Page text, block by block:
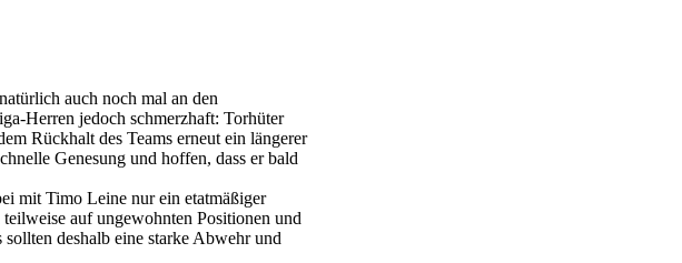
auch noch mal an den
Herren jedoch schmerzhaft: Torhüter
Rückhalt des Teams erneut ein längerer
Genesung und hoffen, dass er bald
mit Timo Leine nur ein etatmäßiger
auf ungewohnten Positionen und
deshalb eine starke Abwehr und